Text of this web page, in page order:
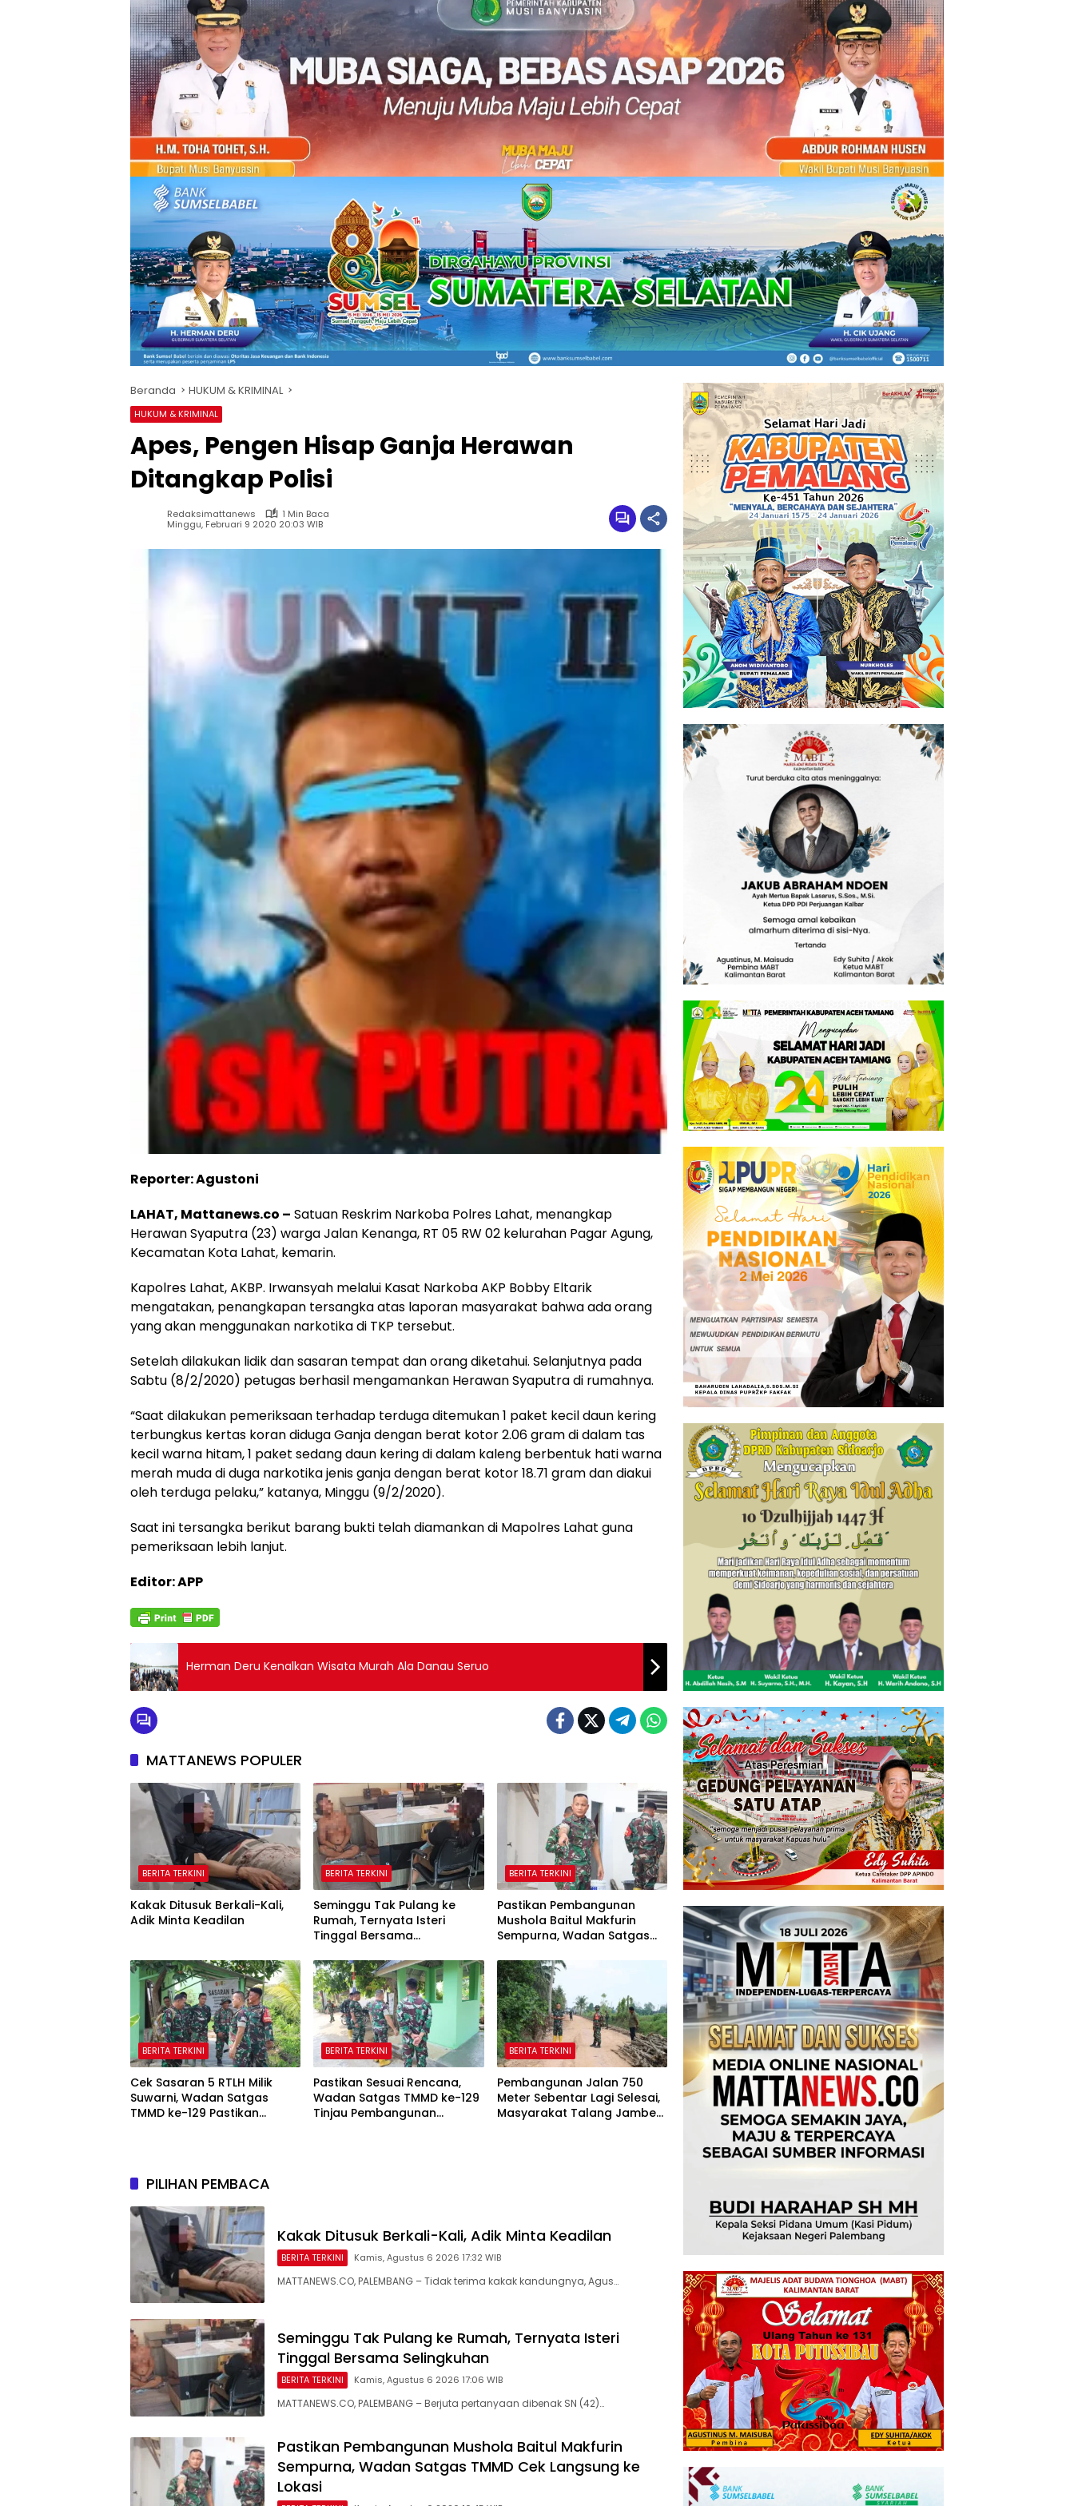
Beranda HUKUM & KRIMINAL
HUKUM & KRIMINAL
Apes, Pengen Hisap Ganja Herawan
Ditangkap Polisi
Redaksimattanews
1 Min Baca
Minggu, Februari 9 2020 20:03 WIB
Reporter: Agustoni
LAHAT, Mattanews.co – Satuan Reskrim Narkoba Polres Lahat, menangkap
Herawan Syaputra (23) warga Jalan Kenanga, RT 05 RW 02 kelurahan Pagar Agung,
Kecamatan Kota Lahat, kemarin.
Kapolres Lahat, AKBP. Irwansyah melalui Kasat Narkoba AKP Bobby Eltarik
mengatakan, penangkapan tersangka atas laporan masyarakat bahwa ada orang
yang akan menggunakan narkotika di TKP tersebut.
Setelah dilakukan lidik dan sasaran tempat dan orang diketahui. Selanjutnya pada
Sabtu (8/2/2020) petugas berhasil mengamankan Herawan Syaputra di rumahnya.
“Saat dilakukan pemeriksaan terhadap terduga ditemukan 1 paket kecil daun kering
terbungkus kertas koran diduga Ganja dengan berat kotor 2.06 gram di dalam tas
kecil warna hitam, 1 paket sedang daun kering di dalam kaleng berbentuk hati warna
merah muda di duga narkotika jenis ganja dengan berat kotor 18.71 gram dan diakui
oleh terduga pelaku,” katanya, Minggu (9/2/2020).
Saat ini tersangka berikut barang bukti telah diamankan di Mapolres Lahat guna
pemeriksaan lebih lanjut.
Editor: APP
Herman Deru Kenalkan Wisata Murah Ala Danau Seruo
MATTANEWS POPULER
BERITA TERKINI
Kakak Ditusuk Berkali-Kali,
Adik Minta Keadilan
BERITA TERKINI
Seminggu Tak Pulang ke
Rumah, Ternyata Isteri
Tinggal Bersama
BERITA TERKINI
Pastikan Pembangunan
Mushola Baitul Makfurin
Sempurna, Wadan Satgas
Lokasi
BERITA TERKINI
Cek Sasaran 5 RTLH Milik
Suwarni, Wadan Satgas
TMMD ke-129 Pastikan
BERITA TERKINI
Pastikan Sesuai Rencana,
Wadan Satgas TMMD ke-129
Tinjau Pembangunan
BERITA TERKINI
Pembangunan Jalan 750
Meter Sebentar Lagi Selesai,
Masyarakat Talang Jambe
PILIHAN PEMBACA
Kakak Ditusuk Berkali-Kali, Adik Minta Keadilan
BERITA TERKINI Kamis, Agustus 6 2026 17:32 WIB
MATTANEWS.CO, PALEMBANG – Tidak terima kakak kandungnya, Agus…
Seminggu Tak Pulang ke Rumah, Ternyata Isteri
Tinggal Bersama Selingkuhan
BERITA TERKINI Kamis, Agustus 6 2026 17:06 WIB
MATTANEWS.CO, PALEMBANG – Berjuta pertanyaan dibenak SN (42)…
Pastikan Pembangunan Mushola Baitul Makfurin
Sempurna, Wadan Satgas TMMD Cek Langsung ke
Lokasi